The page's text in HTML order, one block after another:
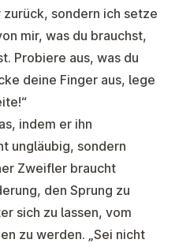
sondern ich setze
mir, was du brauchst,
Probiere aus, was du
deine Finger aus, lege
indem er ihn
ungläubig, sondern
Zweifler braucht
den Sprung zu
sich zu lassen, vom
zu werden. „Sei nicht